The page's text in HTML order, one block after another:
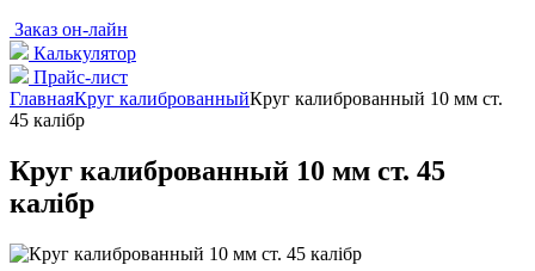
Заказ он-лайн
Калькулятор
Прайс-лист
ГлавнаяКруг калиброванныйКруг калиброванный 10 мм ст.
45 калібр
Круг калиброванный 10 мм ст. 45
калібр